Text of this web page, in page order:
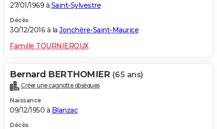
27/01/1969 à Saint-Sylvestre
Décès
30/12/2016 à la Jonchère-Saint-Maurice
Famille TOURNIEROUX
Bernard BERTHOMIER (65 ans)
Créer une cagnotte obsèques
Naissance
09/12/1950 à Blanzac
Décès